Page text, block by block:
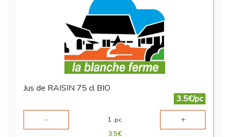
Jus de RAISIN 75 cl BIO
3.5€/pc
-
1 pc +
3.5€